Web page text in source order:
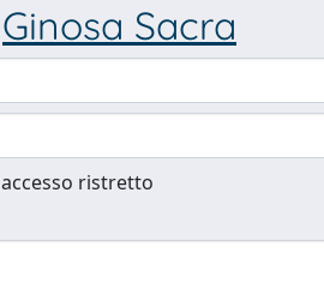
Ginosa Sacra
ristretto